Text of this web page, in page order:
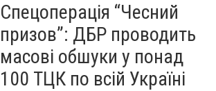
Спецоперація “Чесний
призов”: ДБР проводить
масові обшуки у понад
100 ТЦК по всій Україні